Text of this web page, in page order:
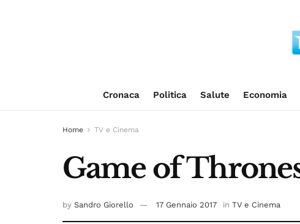
Cronaca Politica Salute Economia
Home TV e Cinema
Game of
by Sandro Giorello 17 Gennaio 2017 in TV e Cinema